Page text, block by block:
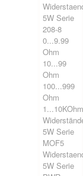
5W Serie
208-8
0...9.99
Ohm
10...99
Ohm
100...999
Ohm
5W Serie
MOF5
5W Serie